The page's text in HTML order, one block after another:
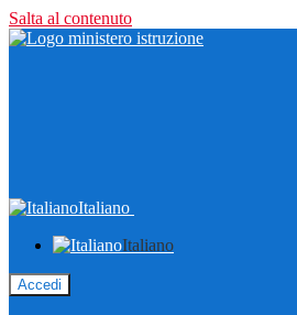
Salta al contenuto
Italiano
Italiano
Accedi